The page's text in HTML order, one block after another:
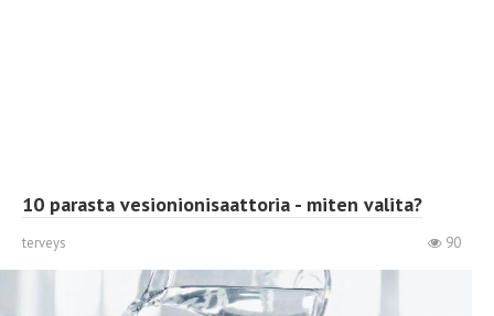
10 parasta vesionionisaattoria - miten valita?
terveys 90